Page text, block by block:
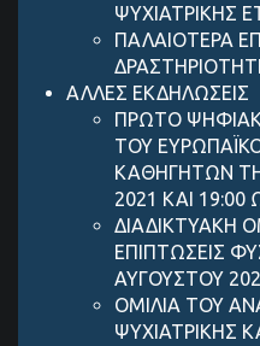
ΨΥΧΙΑΤΡΙΚΗΣ
ΠΑΛΑΙΟΤΕΡΑ
ΑΛΛΕΣ ΕΚΔΗΛΩΣΕΙΣ
ΠΡΩΤΟ
ΤΟΥ
ΚΑΘΗΓΗΤΩΝ
2021 ΚΑΙ
ΔΙΑΔΙΚΤΥΑΚΗ
ΕΠΙΠΤΩΣΕΙΣ
ΑΥΓΟΥΣΤΟΥ
ΟΜΙΛΙΑ ΤΟΥ
ΨΥΧΙΑΤΡΙΚΗΣ